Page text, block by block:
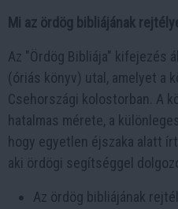
Mi az ördög bibliájának
Az "Ördög Bibliája" kifejezés
(óriás könyv) utal, amelyet a
Csehországi kolostorban. A
hatalmas mérete, a
hogy egyetlen éjszaka alatt
aki ördögi segítséggel
Az ördög bibliájának